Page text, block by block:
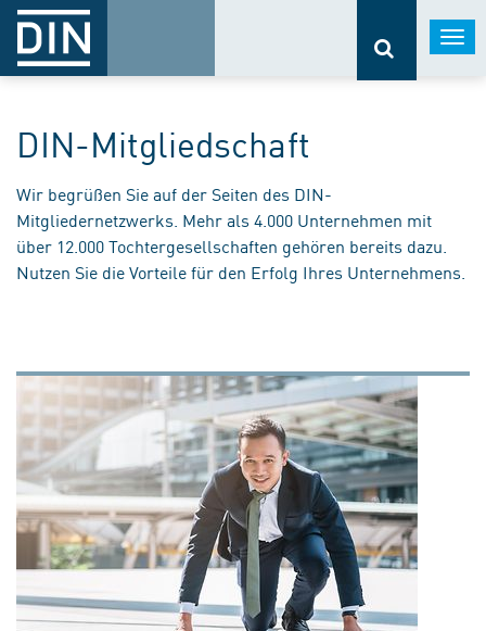
DIN-Mitgliedschaft
Wir begrüßen Sie auf der Seiten des DIN-
Mitgliedernetzwerks. Mehr als 4.000 Unternehmen mit
über 12.000 Tochtergesellschaften gehören bereits dazu.
Nutzen Sie die Vorteile für den Erfolg Ihres Unternehmens.